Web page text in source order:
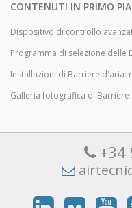
CONTENUTI IN PRIMO
Dispositivo di controllo
Programma di selezione delle
Installazioni di Barriere d'aria:
Galleria fotografica di Barriere
+34